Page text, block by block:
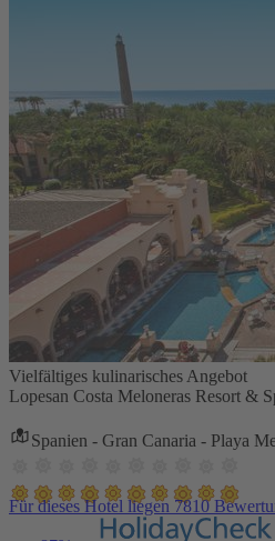
Vielfältiges kulinarisches Angebot
Lopesan Costa Meloneras Resort &
Spanien - Gran Canaria - Playa
Für dieses Hotel liegen 7810